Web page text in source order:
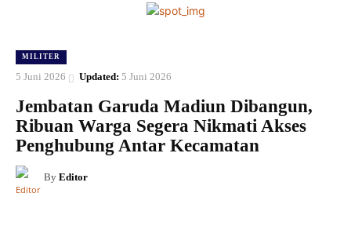
MILITER
5 Juni 2026 Updated: 5 Juni 2026
Jembatan Garuda Madiun Dibangun,
Ribuan Warga Segera Nikmati Akses
Penghubung Antar Kecamatan
By Editor